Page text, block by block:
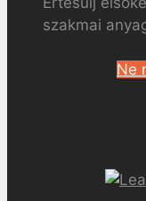
szakmai
Ne